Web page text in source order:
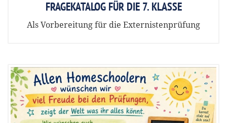
FRAGEKATALOG FÜR DIE 7. KLASSE
Als Vorbereitung für die Externistenprüfung